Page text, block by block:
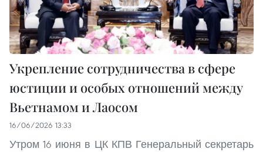
Укрепление сотрудничества в сфере
юстиции и особых отношений между
Вьетнамом и Лаосом
16/06/2026 13:33
Утром 16 июня в ЦК КПВ Генеральный секретарь